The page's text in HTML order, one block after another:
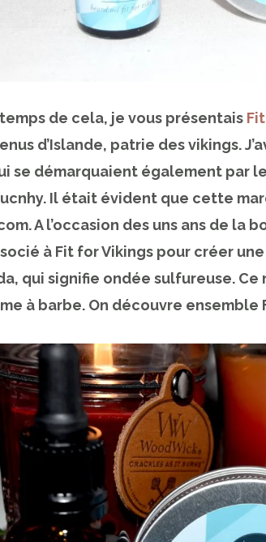
de cela, je vous présentais
d’Islande, patrie des vikings.
se démarquaient également par
Il était évident que cette
A l’occasion des uns ans de la
à Fit for Vikings pour créer
qui signifie ondée sulfureuse.
à barbe. On découvre